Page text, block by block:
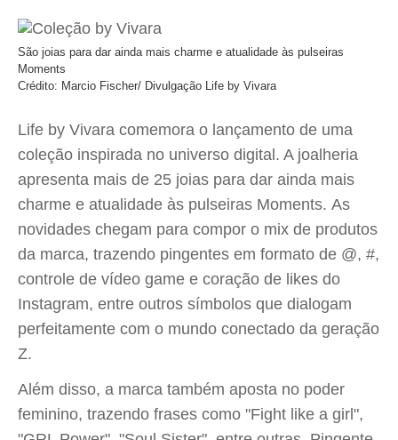
São joias para dar ainda mais charme e atualidade às pulseiras
Moments
Crédito: Marcio Fischer/ Divulgação Life by Vivara
Life by Vivara comemora o lançamento de uma
coleção inspirada no universo digital. A joalheria
apresenta mais de 25 joias para dar ainda mais
charme e atualidade às pulseiras Moments. As
novidades chegam para compor o mix de produtos
da marca, trazendo pingentes em formato de @, #,
controle de vídeo game e coração de likes do
Instagram, entre outros símbolos que dialogam
perfeitamente com o mundo conectado da geração
Z.
Além disso, a marca também aposta no poder
feminino, trazendo frases como "Fight like a girl",